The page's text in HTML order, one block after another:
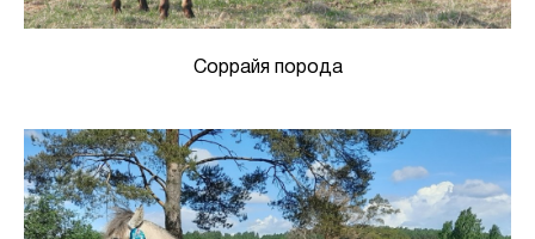
Соррайя порода